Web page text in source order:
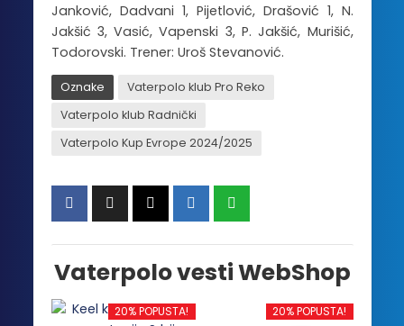
Janković, Dadvani 1, Pijetlović, Drašović 1, N.
Jakšić 3, Vasić, Vapenski 3, P. Jakšić, Murišić,
Todorovski. Trener: Uroš Stevanović.
Oznake
Vaterpolo klub Pro Reko
Vaterpolo klub Radnički
Vaterpolo Kup Evrope 2024/2025
Vaterpolo vesti WebShop
20% POPUSTA! 20% POPUSTA!